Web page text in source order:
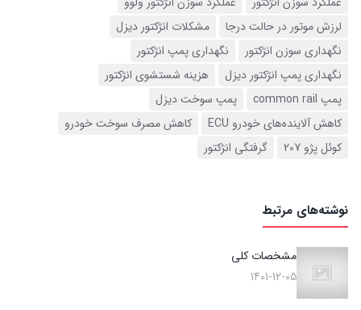
لرزش موتور در حالت درجا
مشکلات انژکتور دیزل
نگهداری سوزن انژکتور
نگهداری پمپ انژکتور
نگهداری پمپ انژکتور دیزل
هزینه شستشوی انژکتور
پمپ common rail
پمپ سوخت دیزل
کاهش آلاینده‌های خودرو ECU
کاهش مصرف سوخت خودرو
کوئل پژو 207
گرفتگی انژکتور
نوشته‌های مرتبط
مشخصات کلی
1401-12-05